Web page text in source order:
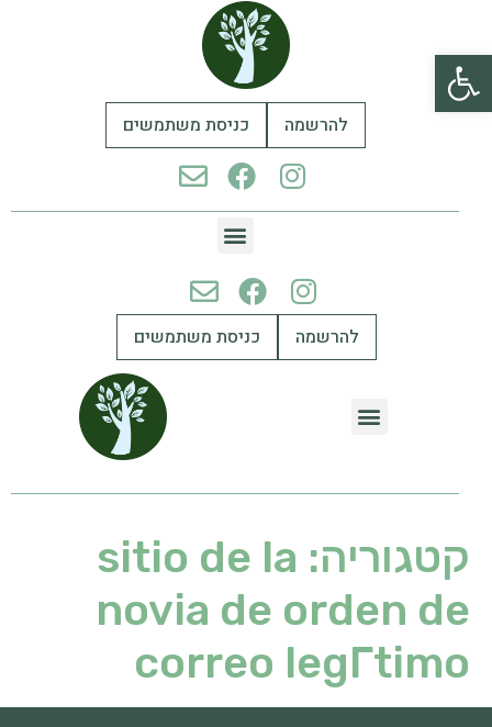
פתח סרגל נגישות
להרשמה כניסת משתמשים
להרשמה כניסת משתמשים
קטגוריה: sitio de la
novia de orden de
correo legГ­timo